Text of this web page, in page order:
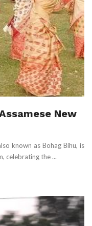
New
known as Bohag Bihu, is
celebrating the ...